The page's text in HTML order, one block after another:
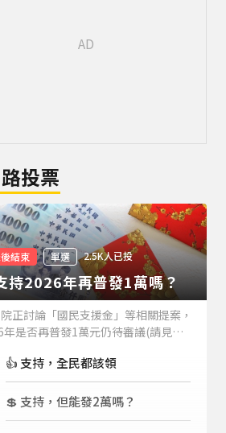
投票
結束 單選 2.5K人已投
持2026年再普發1萬嗎？
正討論「國民支援金」等相關提案，
年是否再普發1萬元仍待審議(請見下
👍 支持，全民都該領
💲 支持，但能發2萬嗎？